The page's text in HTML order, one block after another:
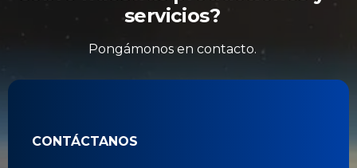
servicios?
Pongámonos en contacto.
CONTÁCTANOS